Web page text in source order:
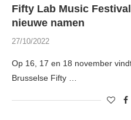
Fifty Lab Music
nieuwe namen
27/10/2022
Op 16, 17 en 18 november
Brusselse Fifty …